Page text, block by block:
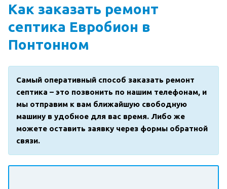
Как заказать ремонт
септика Евробион в
Понтонном
Самый оперативный способ заказать ремонт
септика – это позвонить по нашим телефонам, и
мы отправим к вам ближайшую свободную
машину в удобное для вас время. Либо же
можете оставить заявку через формы обратной
связи.